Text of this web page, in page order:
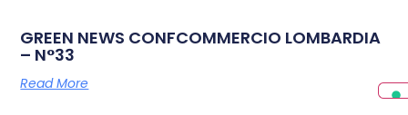
GREEN NEWS CONFCOMMERCIO LOMBARDIA
– N°33
Read More